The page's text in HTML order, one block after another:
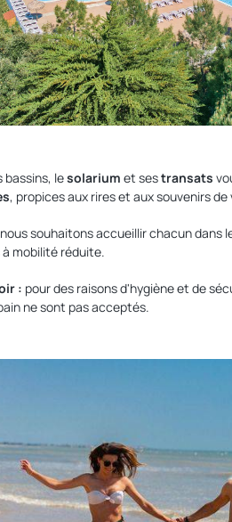
bassins, lesolarium et sestransats
, propices aux rires et aux souvenirs
souhaitons accueillir chacun
mobilité réduite.
: pour des raisons d'hygiène et de
ne sont pas acceptés.